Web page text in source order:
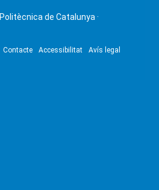
de Catalunya ·
Contacte Accessibilitat Avís legal